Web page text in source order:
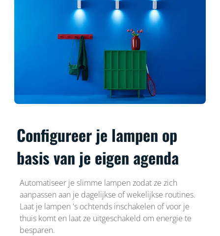
Configureer je lampen op
basis van je eigen agenda
Automatiseer je slimme lampen zodat ze zich
aanpassen aan je dagelijkse of wekelijkse routines.
Laat je lampen 's ochtends inschakelen of voor je
thuis komt en laat ze uitgeschakeld om energie te
besparen.